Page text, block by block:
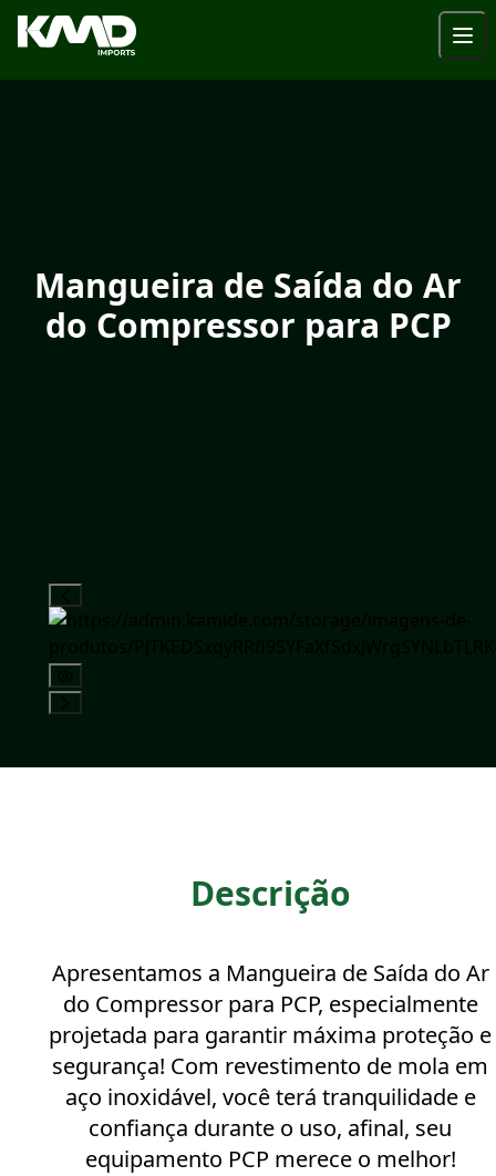
Mangueira de Saída do Ar
do Compressor para PCP
Descrição
Apresentamos a Mangueira de Saída do Ar
do Compressor para PCP, especialmente
projetada para garantir máxima proteção e
segurança! Com revestimento de mola em
aço inoxidável, você terá tranquilidade e
confiança durante o uso, afinal, seu
equipamento PCP merece o melhor!